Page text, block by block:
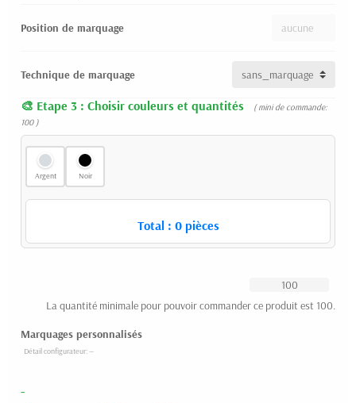
Position de marquage
Technique de marquage
Etape 3 : Choisir couleurs et quantités
( mini de commande:
100 )
Argent Noir
Total : 0pièces
La quantité minimale pour pouvoir commander ce produit est 100.
Marquages personnalisés
-